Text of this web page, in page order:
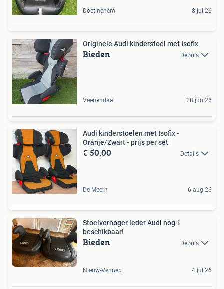
Doetinchem 8 jul 26
Originele Audi kinderstoel met Isofix
Bieden Details
Veenendaal 28 jun 26
Audi kinderstoelen met Isofix -
Oranje/Zwart - prijs per set
€ 50,00 Details
De Meern 6 aug 26
Stoelverhoger leder Audi nog 1
beschikbaar!
Bieden Details
Nieuw-Vennep 4 jul 26